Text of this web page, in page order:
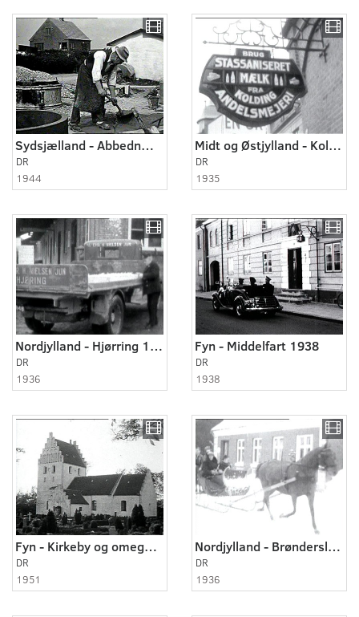
Sydsjælland - Abbednæs 1944
DR
1944
Midt og Østjylland - Kolding 1935
DR
1935
Nordjylland - Hjørring 1936
DR
1936
Fyn - Middelfart 1938
DR
1938
Fyn - Kirkeby og omegn 1951
DR
1951
Nordjylland - Brønderslev 1936
DR
1936